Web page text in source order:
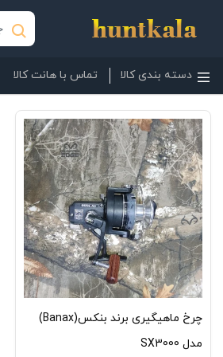
دسته بندی کالا تماس با هانت کالا
چرخ ماهیگیری برند بنکس(Banax)
مدل SX3000